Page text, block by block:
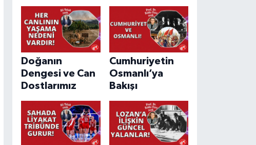
Doğanın
Dengesi ve Can
Dostlarımız
Cumhuriyetin
Osmanlı’ya
Bakışı